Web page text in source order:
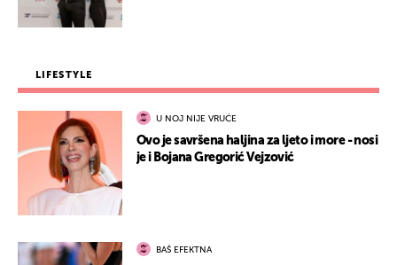
LIFESTYLE
U NOJ NIJE VRUĆE
Ovo je savršena haljina za ljeto i more - nosi
je i Bojana Gregorić Vejzović
BAŠ EFEKTNA